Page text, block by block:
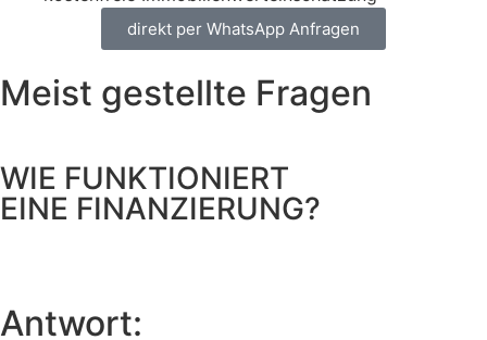
direkt per WhatsApp Anfragen
Meist gestellte Fragen
WIE FUNKTIONIERT
EINE FINANZIERUNG?
Antwort: